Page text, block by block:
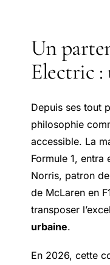
Un
Electric :
Depuis ses tout
philosophie
accessible. La
Formule 1, entra
Norris, patron
de McLaren en
transposer
urbaine.
En 2026, cette